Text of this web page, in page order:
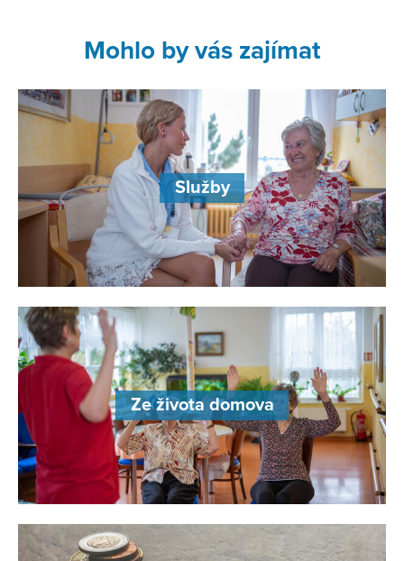
Mohlo by vás zajímat
Služby
Ze života domova